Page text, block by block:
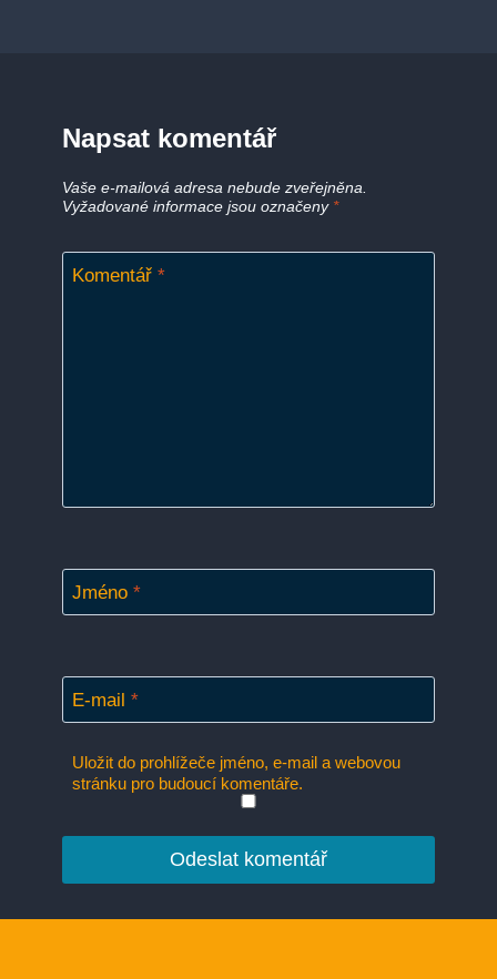
Napsat komentář
Vaše e-mailová adresa nebude zveřejněna.
Vyžadované informace jsou označeny *
Komentář *
Jméno *
E-mail *
Uložit do prohlížeče jméno, e-mail a webovou
stránku pro budoucí komentáře.